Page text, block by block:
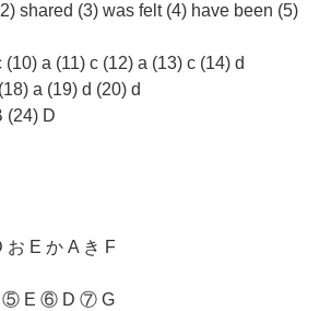
shared (3) was felt (4) have been (5)
(10) a (11) c (12) a (13) c (14) d
a (19) d (20) d
(24) D
お E か A き F
E ⑥ D ⑦ G